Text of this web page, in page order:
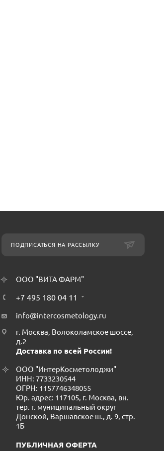
ПОДПИСАТЬСЯ НА РАССЫЛКУ
ООО "ВИТА ФАРМ"
+7 495 180 04 11
info@intercosmetology.ru
г. Москва, Волоколамское шоссе,
д.2
Доставка по всей России!
ООО "ИнтерКосметолоджи"
ИНН: 7733230544
ОГРН: 1157746348055
Юр. адрес: 117105, г. Москва, вн.
тер. г. муниципальный округ
Донской, Варшавское ш., д. 9, стр.
1Б
ПУБЛИЧНАЯ ОФЕРТА